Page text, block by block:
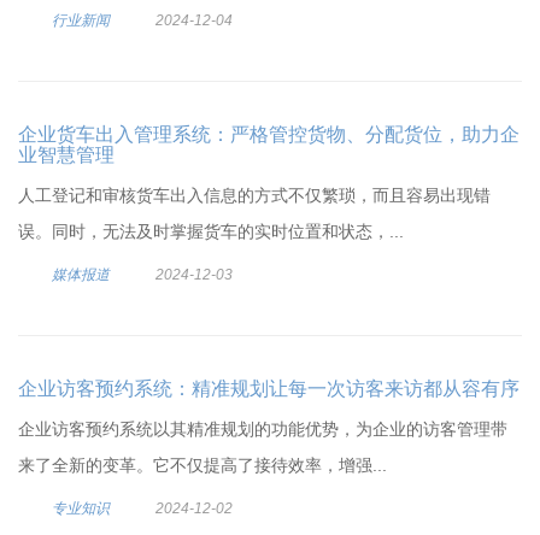
行业新闻 2024-12-04
企业货车出入管理系统：严格管控货物、分配货位，助力企
业智慧管理
人工登记和审核货车出入信息的方式不仅繁琐，而且容易出现错
误。同时，无法及时掌握货车的实时位置和状态，...
媒体报道 2024-12-03
企业访客预约系统：精准规划让每一次访客来访都从容有序
企业访客预约系统以其精准规划的功能优势，为企业的访客管理带
来了全新的变革。它不仅提高了接待效率，增强...
专业知识 2024-12-02